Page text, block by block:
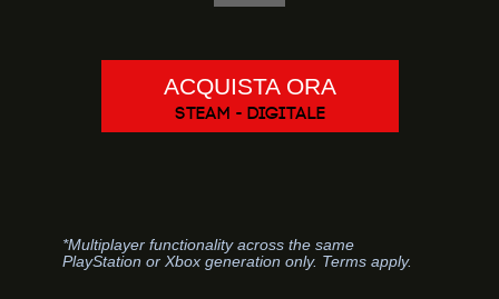
ACQUISTA ORA
STEAM - DIGITALE
*Multiplayer functionality across the same
PlayStation or Xbox generation only. Terms apply.